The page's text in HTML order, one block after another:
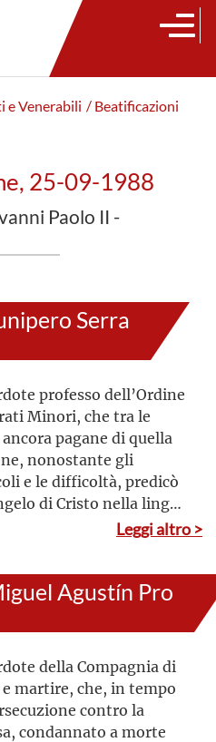
e Venerabili / Beatificazioni
25-09-1988
Paolo II -
Serra
professo dell’Ordine
Minori, che tra le
pagane di quella
nonostante gli
e le difficoltà, predicò
di Cristo nella lingua
del luogo e difese
Leggi altro >
Agustín Pro
della Compagnia di
e martire, che, in tempo
contro la
condannato a morte